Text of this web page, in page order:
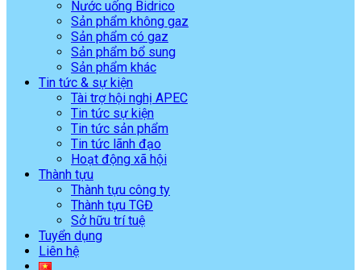
Nước uống Bidrico
Sản phẩm không gaz
Sản phẩm có gaz
Sản phẩm bổ sung
Sản phẩm khác
Tin tức & sự kiện
Tài trợ hội nghị APEC
Tin tức sự kiện
Tin tức sản phẩm
Tin tức lãnh đạo
Hoạt động xã hội
Thành tựu
Thành tựu công ty
Thành tựu TGĐ
Sở hữu trí tuệ
Tuyển dụng
Liên hệ